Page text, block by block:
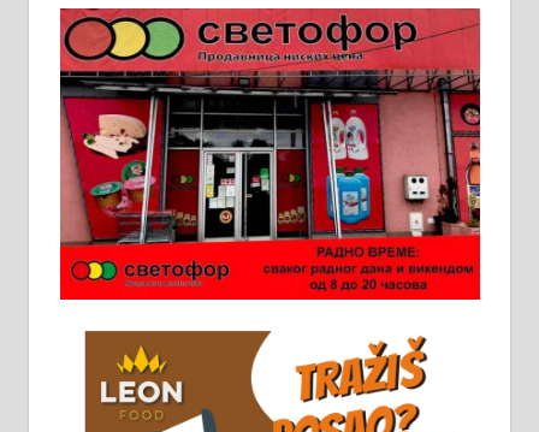
Пружам услуге завршних радова
у грађевини, хидроизолације и
молерских радова. 061/25-28-058
Ало таксију потребан возач са Б
категоријом. 064/02-85-511
Потребна два радника за рад на
стоваришту „Липа промет” у
информација доћи лично на
стовариште у улици Максима
Горког 26 сваког радног дана од
8 до 15 часова. 063/465-045